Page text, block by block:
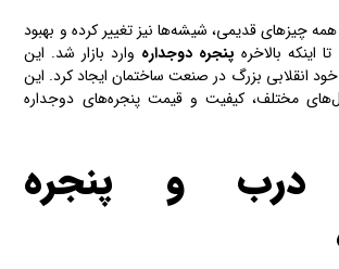
چیزهای قدیمی، شیشه‌ها نیز تغییر کرده و بهبود
اینکه بالاخره پنجره دوجداره وارد بازار شد. این
خود انقلابی بزرگ در صنعت ساختمان ایجاد کرد. این
مختلف، کیفیت و قیمت پنجره‌های دوجداره
درب و پنجره